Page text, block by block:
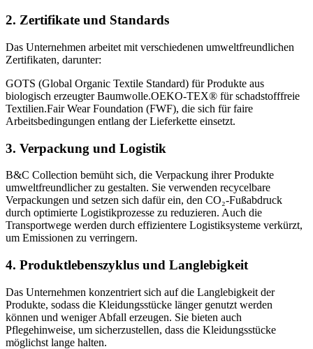
2. Zertifikate und Standards
Das Unternehmen arbeitet mit verschiedenen umweltfreundlichen
Zertifikaten, darunter:
GOTS (Global Organic Textile Standard) für Produkte aus
biologisch erzeugter Baumwolle.OEKO-TEX® für schadstofffreie
Textilien.Fair Wear Foundation (FWF), die sich für faire
Arbeitsbedingungen entlang der Lieferkette einsetzt.
3. Verpackung und Logistik
B&C Collection bemüht sich, die Verpackung ihrer Produkte
umweltfreundlicher zu gestalten. Sie verwenden recycelbare
Verpackungen und setzen sich dafür ein, den CO₂-Fußabdruck
durch optimierte Logistikprozesse zu reduzieren. Auch die
Transportwege werden durch effizientere Logistiksysteme verkürzt,
um Emissionen zu verringern.
4. Produktlebenszyklus und Langlebigkeit
Das Unternehmen konzentriert sich auf die Langlebigkeit der
Produkte, sodass die Kleidungsstücke länger genutzt werden
können und weniger Abfall erzeugen. Sie bieten auch
Pflegehinweise, um sicherzustellen, dass die Kleidungsstücke
möglichst lange halten.